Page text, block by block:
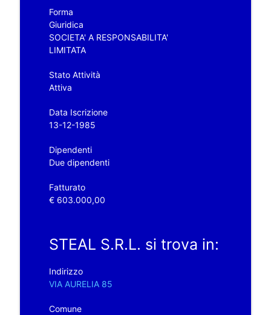
Forma
Giuridica
SOCIETA' A RESPONSABILITA'
LIMITATA
Stato Attività
Attiva
Data Iscrizione
13-12-1985
Dipendenti
Due dipendenti
Fatturato
€ 603.000,00
STEAL S.R.L. si trova in:
Indirizzo
VIA AURELIA 85
Comune